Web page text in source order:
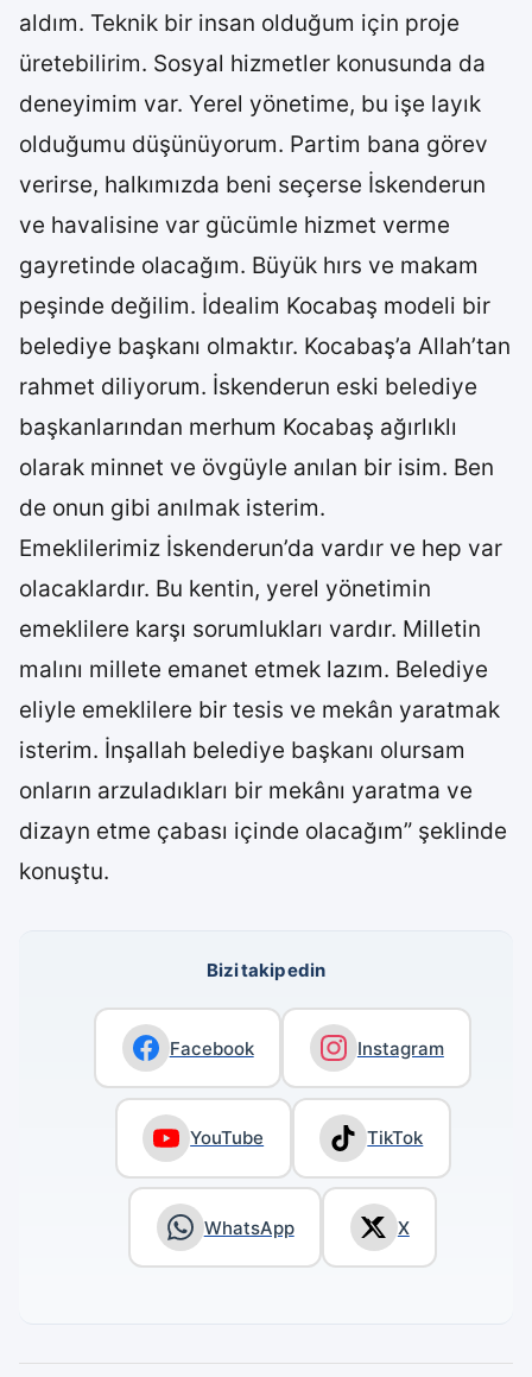
aldım. Teknik bir insan olduğum için proje
üretebilirim. Sosyal hizmetler konusunda da
deneyimim var. Yerel yönetime, bu işe layık
olduğumu düşünüyorum. Partim bana görev
verirse, halkımızda beni seçerse İskenderun
ve havalisine var gücümle hizmet verme
gayretinde olacağım. Büyük hırs ve makam
peşinde değilim. İdealim Kocabaş modeli bir
belediye başkanı olmaktır. Kocabaş’a Allah’tan
rahmet diliyorum. İskenderun eski belediye
başkanlarından merhum Kocabaş ağırlıklı
olarak minnet ve övgüyle anılan bir isim. Ben
de onun gibi anılmak isterim.
Emeklilerimiz İskenderun’da vardır ve hep var
olacaklardır. Bu kentin, yerel yönetimin
emeklilere karşı sorumlukları vardır. Milletin
malını millete emanet etmek lazım. Belediye
eliyle emeklilere bir tesis ve mekân yaratmak
isterim. İnşallah belediye başkanı olursam
onların arzuladıkları bir mekânı yaratma ve
dizayn etme çabası içinde olacağım” şeklinde
konuştu.
Bizi takip edin
Facebook Instagram
YouTube TikTok
WhatsApp X